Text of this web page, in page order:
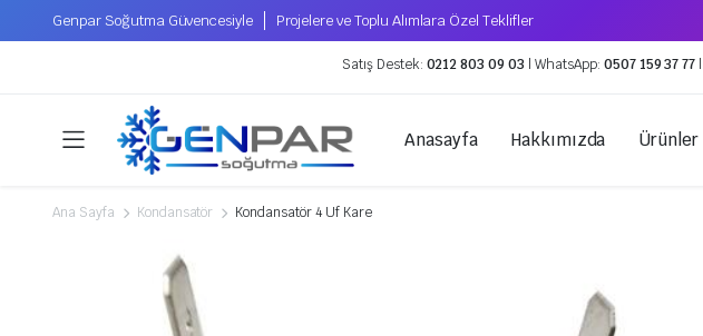
Genpar Soğutma Güvencesiyle Projelere ve Toplu Alımlara Özel Teklifler
Satış Destek: 0212 803 09 03 | WhatsApp: 0507 159 37 77
Anasayfa Hakkımızda Ürünler
Kompresörler
Hermetik Kompresörler
Ana Sayfa Kondansatör Kondansatör 4 Uf Kare